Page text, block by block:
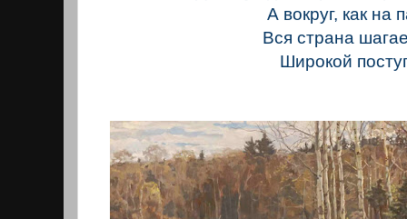
А вокруг, как на
Вся страна
Широкой